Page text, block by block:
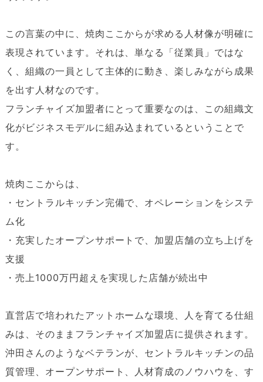
この言葉の中に、焼肉ここからが求める人材像が明確に
表現されています。それは、単なる「従業員」ではな
く、組織の一員として主体的に動き、楽しみながら成果
を出す人材なのです。
フランチャイズ加盟者にとって重要なのは、この組織文
化がビジネスモデルに組み込まれているということで
す。
焼肉ここからは、
・セントラルキッチン完備で、オペレーションをシステ
ム化
・充実したオープンサポートで、加盟店舗の立ち上げを
支援
・売上1000万円超えを実現した店舗が続出中
直営店で培われたアットホームな環境、人を育てる仕組
みは、そのままフランチャイズ加盟店に提供されます。
沖田さんのようなベテランが、セントラルキッチンの品
質管理、オープンサポート、人材育成のノウハウを、す